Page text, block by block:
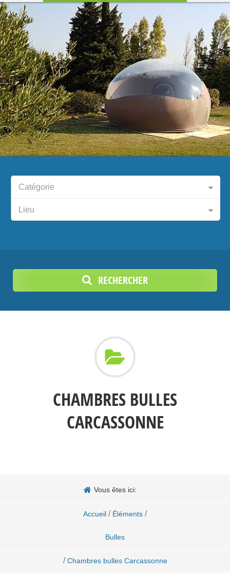
Catégorie
Lieu
RECHERCHER
CHAMBRES BULLES
CARCASSONNE
Vous êtes ici:
Accueil / Éléments /
Bulles
/ Chambres bulles Carcassonne